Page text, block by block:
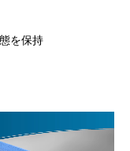
を保持